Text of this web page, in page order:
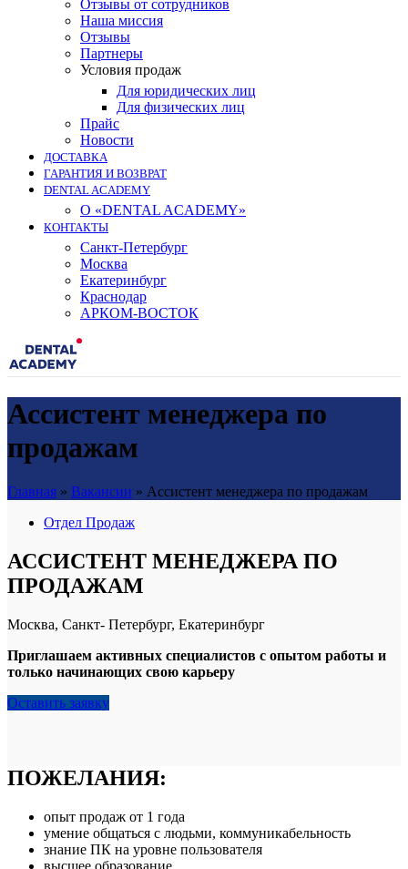
Отзывы от сотрудников
Наша миссия
Отзывы
Партнеры
Условия продаж
Для юридических лиц
Для физических лиц
Прайс
Новости
ДОСТАВКА
ГАРАНТИЯ И ВОЗВРАТ
DENTAL ACADEMY
О «DENTAL ACADEMY»
КОНТАКТЫ
Санкт-Петербург
Москва
Екатеринбург
Краснодар
АРКОМ-ВОСТОК
Ассистент менеджера по
продажам
Главная » Вакансии » Ассистент менеджера по продажам
Отдел Продаж
АССИСТЕНТ МЕНЕДЖЕРА ПО
ПРОДАЖАМ
​Москва, Санкт- Петербург, Екатеринбург
Приглашаем активных специалистов с опытом работы и
только начинающих свою карьеру
Оставить заявку
ПОЖЕЛАНИЯ:
опыт продаж от 1 года
умение общаться с людьми, коммуникабельность
знание ПК на уровне пользователя
высшее образование